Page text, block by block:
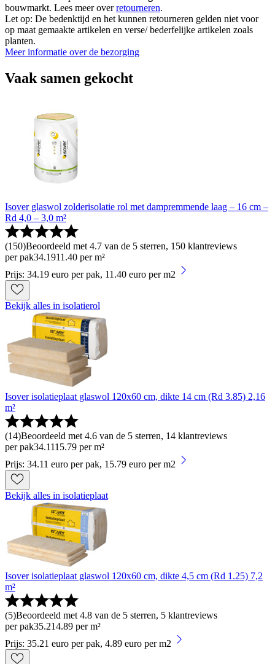
bouwmarkt. Lees meer overretourneren.
Let op: De bedenktijd en het kunnen retourneren gelden niet voor
op maat gemaakte artikelen en verse/ bederfelijke artikelen zoals
planten.
Meer informatie over de bezorging
Vaak samen gekocht
Isover glaswol zolderisolatie rol met dampremmende laag – 16 cm –
Rd 4,0 – 3,0 m²
(150)Beoordeeld met 4.7 van de 5 sterren, 150 klantreviews
per pak34.1911.40 per m²
Prijs: 34.19 euro per pak, 11.40 euro per m2
Bekijk alles in isolatierol
Isover isolatieplaat glaswol 120x60 cm, dikte 14 cm (Rd 3.85) 2,16
m²
(14)Beoordeeld met 4.6 van de 5 sterren, 14 klantreviews
per pak34.1115.79 per m²
Prijs: 34.11 euro per pak, 15.79 euro per m2
Bekijk alles in isolatieplaat
Isover isolatieplaat glaswol 120x60 cm, dikte 4,5 cm (Rd 1.25) 7,2
m²
(5)Beoordeeld met 4.8 van de 5 sterren, 5 klantreviews
per pak35.214.89 per m²
Prijs: 35.21 euro per pak, 4.89 euro per m2